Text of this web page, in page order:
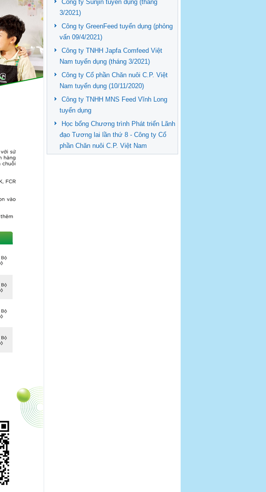
Công ty Sunjin tuyển dụng (tháng
3/2021)
Công ty GreenFeed tuyển dụng (phỏng
vấn 09/4/2021)
Công ty TNHH Japfa Comfeed Việt
Nam tuyển dụng (tháng 3/2021)
Công ty Cổ phần Chăn nuôi C.P. Việt
Nam tuyển dụng (10/11/2020)
Công ty TNHH MNS Feed Vĩnh Long
tuyển dụng
Học bổng Chương trình Phát triển Lãnh
đạo Tương lai lần thứ 8 - Công ty Cổ
phần Chăn nuôi C.P. Việt Nam